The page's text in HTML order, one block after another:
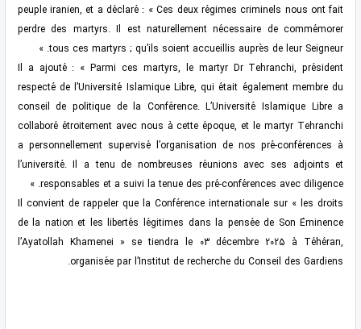
peuple iranien, et a déclaré : « Ces deux régimes criminels nous ont fait
perdre des martyrs. Il est naturellement nécessaire de commémorer
tous ces martyrs ; qu’ils soient accueillis auprès de leur Seigneur. »
Il a ajouté : « Parmi ces martyrs, le martyr Dr Tehranchi, président
respecté de l’Université Islamique Libre, qui était également membre du
conseil de politique de la Conférence. L’Université Islamique Libre a
collaboré étroitement avec nous à cette époque, et le martyr Tehranchi
a personnellement supervisé l’organisation de nos pré-conférences à
l’université. Il a tenu de nombreuses réunions avec ses adjoints et
responsables et a suivi la tenue des pré-conférences avec diligence. »
Il convient de rappeler que la Conférence internationale sur « les droits
de la nation et les libertés légitimes dans la pensée de Son Éminence
l’Ayatollah Khamenei » se tiendra le 03 décembre 2025 à Téhéran,
organisée par l’Institut de recherche du Conseil des Gardiens.